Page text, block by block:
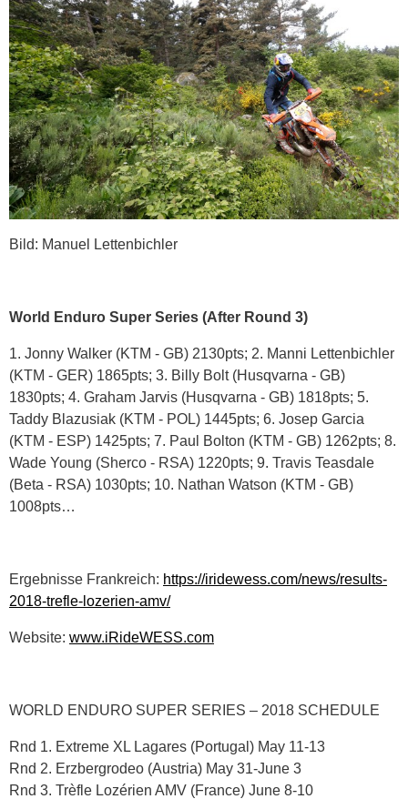
Bild: Manuel Lettenbichler
World Enduro Super Series (After Round 3)
1. Jonny Walker (KTM - GB) 2130pts; 2. Manni Lettenbichler
(KTM - GER) 1865pts; 3. Billy Bolt (Husqvarna - GB)
1830pts; 4. Graham Jarvis (Husqvarna - GB) 1818pts; 5.
Taddy Blazusiak (KTM - POL) 1445pts; 6. Josep Garcia
(KTM - ESP) 1425pts; 7. Paul Bolton (KTM - GB) 1262pts; 8.
Wade Young (Sherco - RSA) 1220pts; 9. Travis Teasdale
(Beta - RSA) 1030pts; 10. Nathan Watson (KTM - GB)
1008pts…
Ergebnisse Frankreich: https://iridewess.com/news/results-
2018-trefle-lozerien-amv/
Website: www.iRideWESS.com
WORLD ENDURO SUPER SERIES – 2018 SCHEDULE
Rnd 1. Extreme XL Lagares (Portugal) May 11-13
Rnd 2. Erzbergrodeo (Austria) May 31-June 3
Rnd 3. Trèfle Lozérien AMV (France) June 8-10